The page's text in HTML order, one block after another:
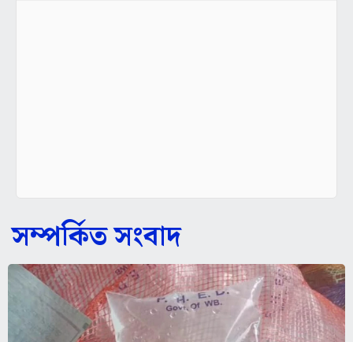
সম্পর্কিত সংবাদ